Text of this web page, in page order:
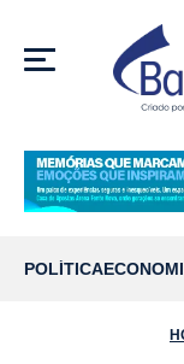
MENU
POLÍTICA